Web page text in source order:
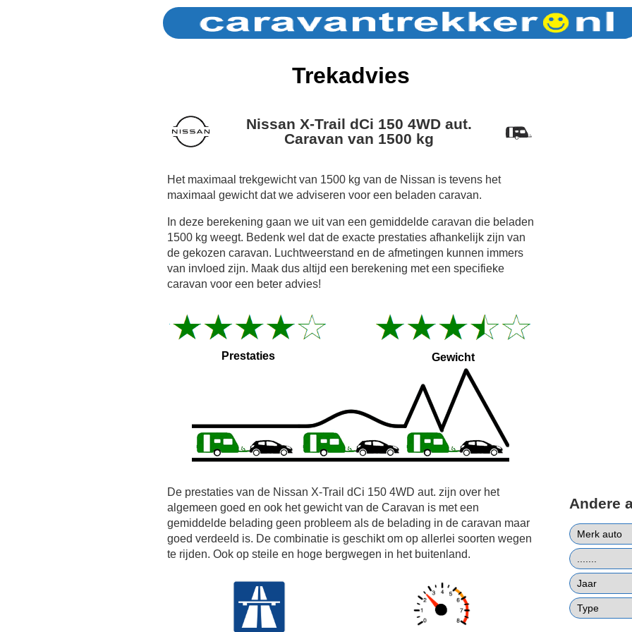
Trekadvies
Nissan X-Trail dCi 150 4WD aut.
Caravan van 1500 kg
Het maximaal trekgewicht van 1500 kg van de Nissan is tevens het
maximaal gewicht dat we adviseren voor een beladen caravan.
In deze berekening gaan we uit van een gemiddelde caravan die beladen
1500 kg weegt. Bedenk wel dat de exacte prestaties afhankelijk zijn van
de gekozen caravan. Luchtweerstand en de afmetingen kunnen immers
van invloed zijn. Maak dus altijd een berekening met een specifieke
caravan voor een beter advies!
Prestaties Gewicht
De prestaties van de Nissan X-Trail dCi 150 4WD aut. zijn over het
algemeen goed en ook het gewicht van de Caravan is met een
gemiddelde belading geen probleem als de belading in de caravan maar
goed verdeeld is. De combinatie is geschikt om op allerlei soorten wegen
te rijden. Ook op steile en hoge bergwegen in het buitenland.
Andere